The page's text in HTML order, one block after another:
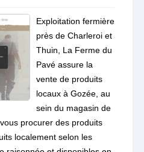
Exploitation fermière
près de Charleroi et
Thuin, La Ferme du
Pavé assure la
vente de produits
locaux à Gozée, au
sein du magasin de
procurer des produits
localement selon les